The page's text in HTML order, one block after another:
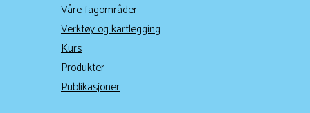
Våre fagområder
Verktøy og kartlegging
Kurs
Produkter
Publikasjoner